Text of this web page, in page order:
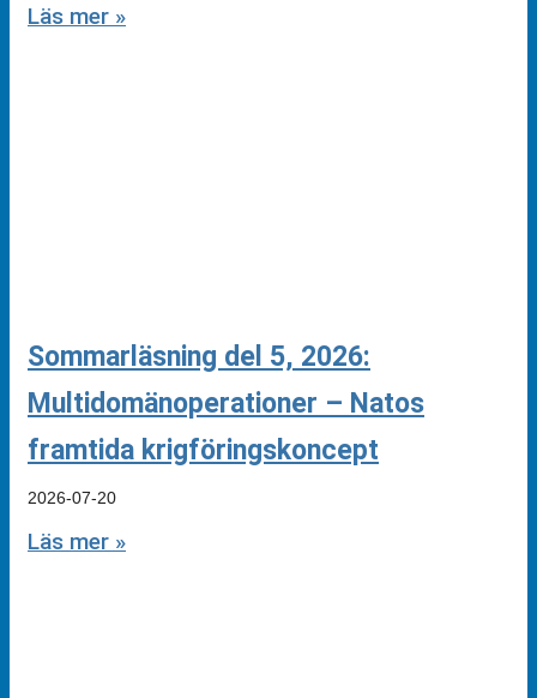
Läs mer »
Sommarläsning del 5, 2026:
Multidomänoperationer – Natos
framtida krigföringskoncept
2026-07-20
Läs mer »